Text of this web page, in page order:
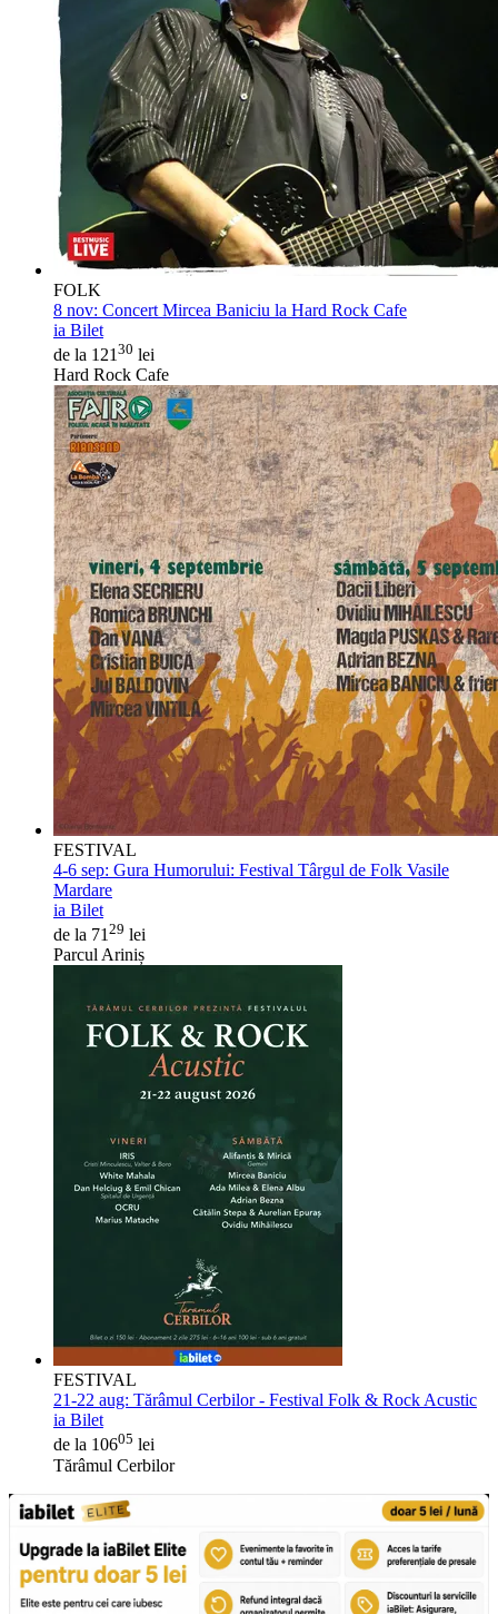
FOLK
8 nov: Concert Mircea Baniciu la Hard Rock Cafe
ia Bilet
de la 121 30 lei
Hard Rock Cafe
FESTIVAL
4-6 sep: Gura Humorului: Festival Târgul de Folk Vasile
Mardare
ia Bilet
de la 71 29 lei
Parcul Ariniș
FESTIVAL
21-22 aug: Tărâmul Cerbilor - Festival Folk & Rock Acustic
ia Bilet
de la 10605 lei
Tărâmul Cerbilor